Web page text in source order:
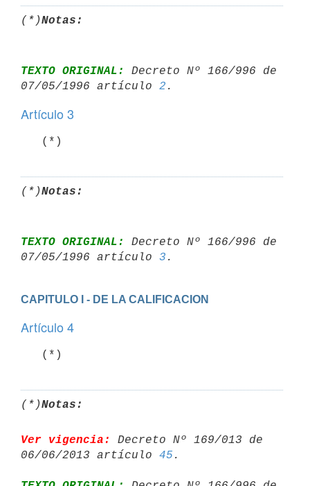
(*)Notas:
TEXTO ORIGINAL:
Decreto Nº 166/996 de
07/05/1996 artículo 2
Artículo 3
   (*)
(*)Notas:
TEXTO ORIGINAL:
Decreto Nº 166/996 de
07/05/1996 artículo 3
CAPITULO I - DE LA CALIFICACION
Artículo 4
(*)Notas:
Ver vigencia:
Decreto Nº 169/013 de
06/06/2013 artículo 45